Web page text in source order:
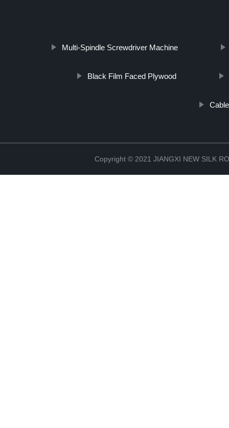
Multi-Spindle Screwdriver Machine
Black Film Faced Plywood
Copyright © 2021 JIANGXI NEW SILK